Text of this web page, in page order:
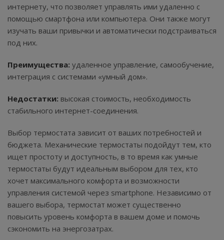
интернету, что позволяет управлять ими удаленно с
помощью смартфона или компьютера. Они также могут
изучать ваши привычки и автоматически подстраиваться
под них.
Преимущества: удаленное управление, самообучение,
интеграция с системами «умный дом».
Недостатки: высокая стоимость, необходимость
стабильного интернет-соединения.
Выбор термостата зависит от ваших потребностей и
бюджета. Механические термостаты подойдут тем, кто
ищет простоту и доступность, в то время как умные
термостаты будут идеальным выбором для тех, кто
хочет максимального комфорта и возможности
управления системой через smartphone. Независимо от
вашего выбора, термостат может существенно
повысить уровень комфорта в вашем доме и помочь
сэкономить на энергозатрах.